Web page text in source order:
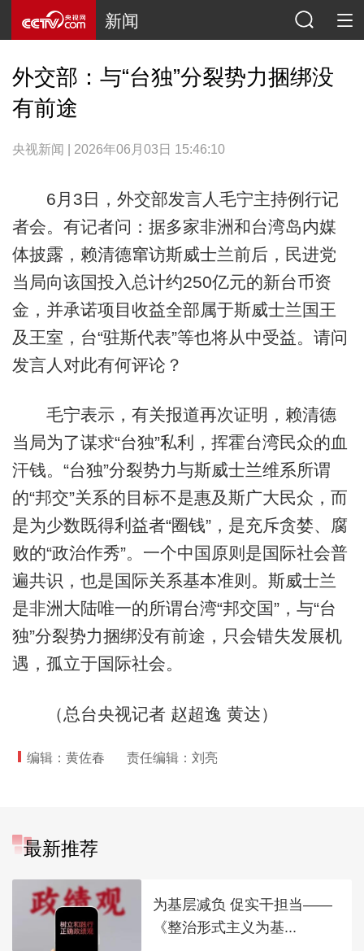
新闻
外交部：与“台独”分裂势力捆绑没
有前途
央视新闻 | 2026年06月03日 15:46:10
6月3日，外交部发言人毛宁主持例行记
者会。有记者问：据多家非洲和台湾岛内媒
体披露，赖清德窜访斯威士兰前后，民进党
当局向该国投入总计约250亿元的新台币资
金，并承诺项目收益全部属于斯威士兰国王
及王室，台“驻斯代表”等也将从中受益。请问
发言人对此有何评论？
毛宁表示，有关报道再次证明，赖清德
当局为了谋求“台独”私利，挥霍台湾民众的血
汗钱。“台独”分裂势力与斯威士兰维系所谓
的“邦交”关系的目标不是惠及斯广大民众，而
是为少数既得利益者“圈钱”，是充斥贪婪、腐
败的“政治作秀”。一个中国原则是国际社会普
遍共识，也是国际关系基本准则。斯威士兰
是非洲大陆唯一的所谓台湾“邦交国”，与“台
独”分裂势力捆绑没有前途，只会错失发展机
遇，孤立于国际社会。
（总台央视记者 赵超逸 黄达）
编辑：黄佐春 责任编辑：刘亮
最新推荐
为基层减负 促实干担当——
《整治形式主义为基...